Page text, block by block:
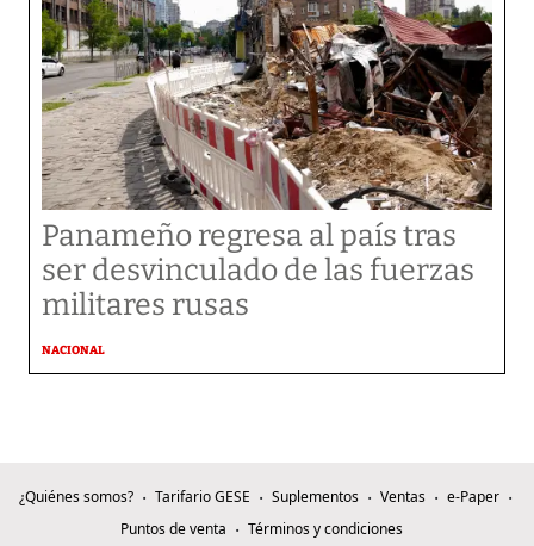
Panameño regresa al país tras
ser desvinculado de las fuerzas
militares rusas
NACIONAL
¿Quiénes somos? Tarifario GESE Suplementos Ventas
e-Paper
Puntos de venta
Términos y condiciones